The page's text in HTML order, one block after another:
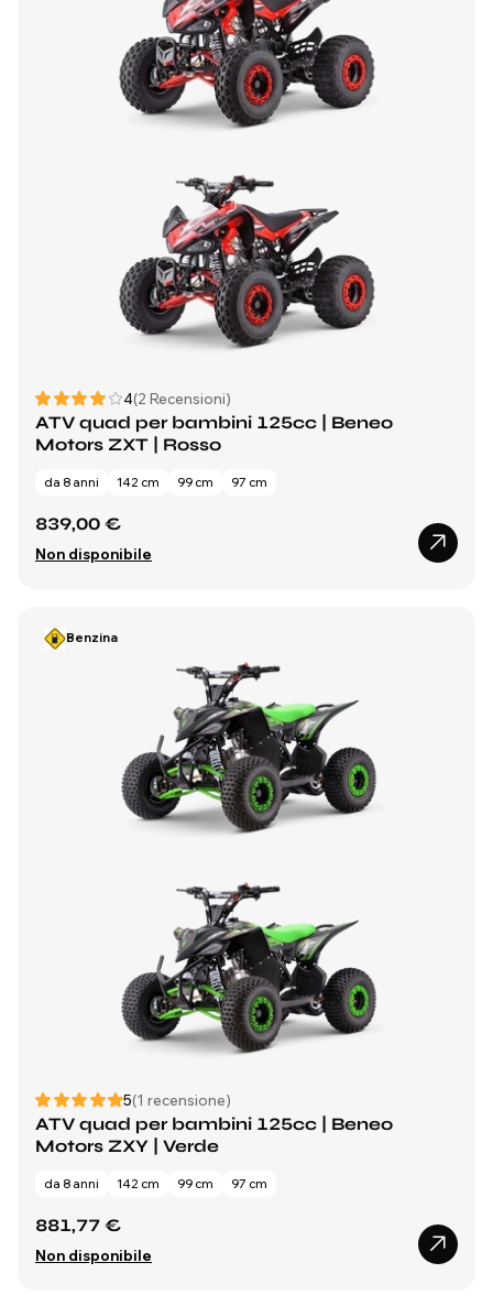
4(2 Recensioni)
ATV quad per bambini 125cc | Beneo
Motors ZXT | Rosso
da 8 anni 142 cm 99 cm 97 cm
839,00 €
Non disponibile
Benzina
5(1 recensione)
ATV quad per bambini 125cc | Beneo
Motors ZXY | Verde
da 8 anni 142 cm 99 cm 97 cm
881,77 €
Non disponibile